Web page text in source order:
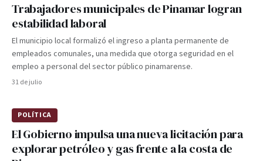
Trabajadores municipales de Pinamar logran
estabilidad laboral
El municipio local formalizó el ingreso a planta permanente de
empleados comunales, una medida que otorga seguridad en el
empleo a personal del sector público pinamarense.
31 de julio
POLÍTICA
El Gobierno impulsa una nueva licitación para
explorar petróleo y gas frente a la costa de